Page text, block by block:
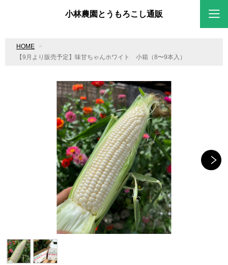
小林農園とうもろこし通販
HOME
【9月より販売予定】味甘ちゃんホワイト 小箱（8〜9本入）